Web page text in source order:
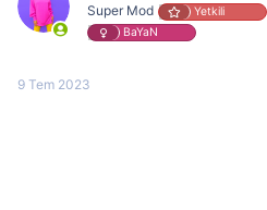
Super Mod Yetkili
BaYaN
9 Tem 2023